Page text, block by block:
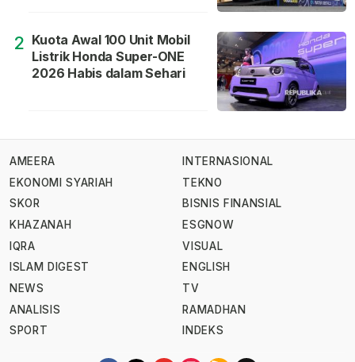
2 Kuota Awal 100 Unit Mobil
Listrik Honda Super-ONE
2026 Habis dalam Sehari
AMEERA
EKONOMI SYARIAH
SKOR
KHAZANAH
IQRA
ISLAM DIGEST
NEWS
ANALISIS
SPORT
INTERNASIONAL
TEKNO
BISNIS FINANSIAL
ESGNOW
VISUAL
ENGLISH
TV
RAMADHAN
INDEKS